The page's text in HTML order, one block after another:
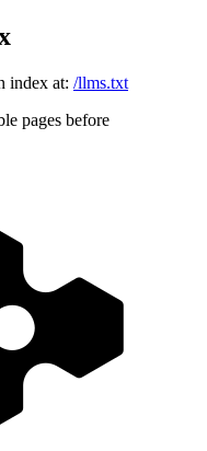
index at: /llms.txt
pages before